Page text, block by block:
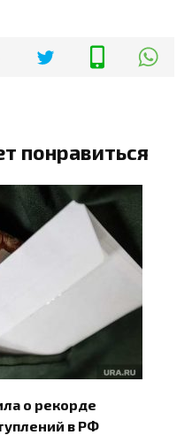
понравиться
о рекорде
в РФ